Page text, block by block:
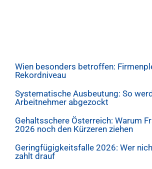
Wien besonders betroffen:
Rekordniveau
Systematische Ausbeutung: So
Arbeitnehmer abgezockt
Gehaltsschere Österreich: Warum
2026 noch den Kürzeren ziehen
Geringfügigkeitsfalle 2026: Wer
zahlt drauf